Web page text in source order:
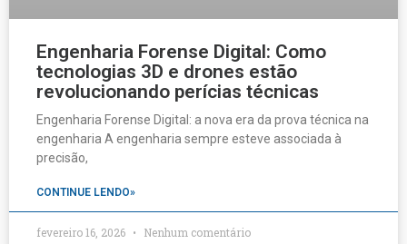
Engenharia Forense Digital: Como
tecnologias 3D e drones estão
revolucionando perícias técnicas
Engenharia Forense Digital: a nova era da prova técnica na
engenharia A engenharia sempre esteve associada à
precisão,
CONTINUE LENDO»
fevereiro 16, 2026 Nenhum comentário